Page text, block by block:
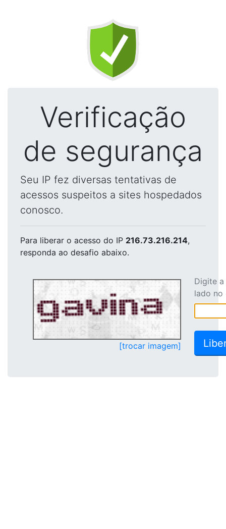
Verificação
de segurança
Seu IP fez diversas tentativas de
acessos suspeitos a sites hospedados
conosco.
Para liberar o acesso do IP 216.73.216.214,
responda ao desafio abaixo.
[trocar imagem]
Digite
lado no